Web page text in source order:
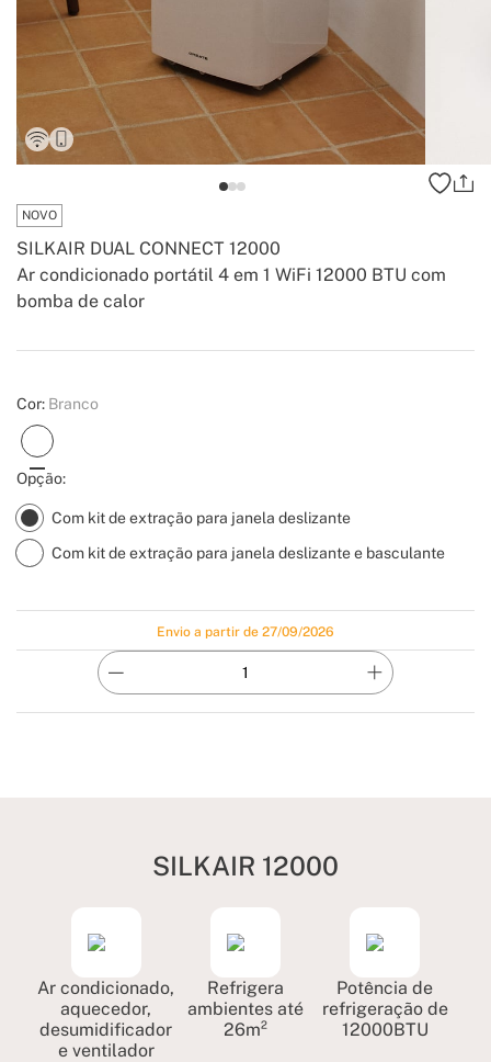
NOVO
Ar condicionado portátil 4 em 1 WiFi 12000 BTU com
bomba de calor
SILKAIR DUAL CONNECT 12000
Create
Cor: Branco
Opção:
Com kit de extração para janela deslizante
Com kit de extração para janela deslizante e basculante
Envio a partir de 27/09/2026
SILKAIR 12000
Ar condicionado,
aquecedor,
desumidificador
e ventilador
Refrigera
ambientes até
26m²
Potência de
refrigeração de
12000BTU